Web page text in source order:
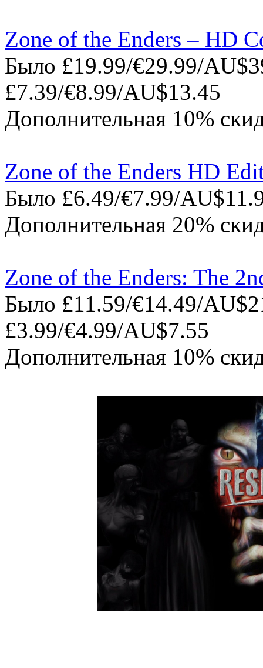
Zone of the Enders – HD
Было £19.99/€29.99/
£7.39/€8.99/AU$13.45
Дополнительная 10%
Zone of the Enders HD
Было £6.49/€7.99/
Дополнительная 20%
Zone of the Enders: The
Было £11.59/€14.49/
£3.99/€4.99/AU$7.55
Дополнительная 10%